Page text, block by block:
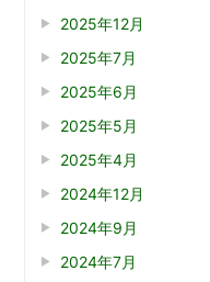
2025年12月
2025年7月
2025年6月
2025年5月
2025年4月
2024年12月
2024年9月
2024年7月